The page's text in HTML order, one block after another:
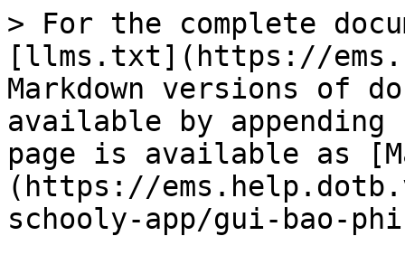
> For the complete
[llms.txt](https://
Markdown versions of
available by
page is available as
(https://
schooly-app/gui-bao-